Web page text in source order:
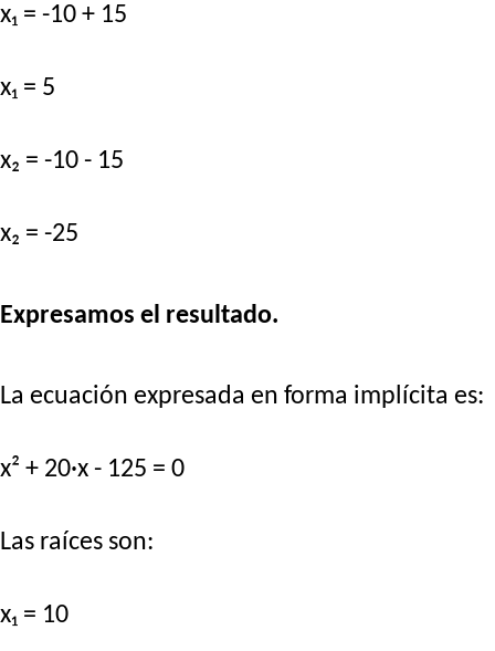
x₁ = -10 + 15
x₁ = 5
x₂ = -10 - 15
x₂ = -25
Expresamos el resultado.
La ecuación expresada en forma implícita es:
x² + 20·x - 125 = 0
Las raíces son:
x₁ = 10